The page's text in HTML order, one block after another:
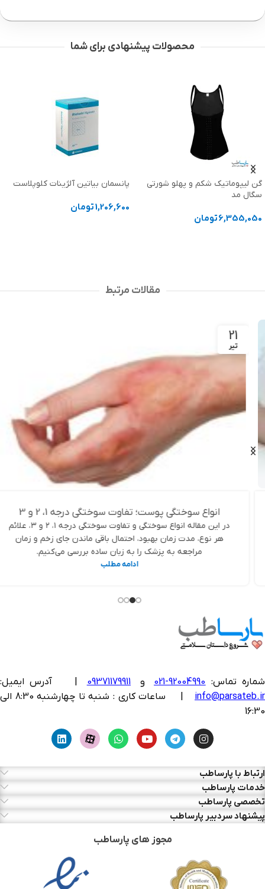
محصولات پیشنهادی برای شما
گن لیپوماتیک شکم و پهلو شورتی
سگال مد
6,355,050تومان
پانسمان بیاتین آلژینات کلوپلاست
1,206,600تومان
مقالات مرتبط
انواع سوختگی پوست؛ تفاوت سوختگی درجه 1، 2 و 3
در این مقاله انواع سوختگی و تفاوت سوختگی درجه ۱، ۲ و ۳، علائم
هر نوع، مدت زمان بهبود، احتمال باقی ماندن جای زخم و زمان
مراجعه به پزشک را به زبان ساده بررسی می‌کنیم.
ادامه مطلب
شماره تماس: 92004990-021 و 09371179911
آدرس ایمیل:
info@parsateb.ir
| ساعات کاری : شنبه تا چهارشنبه 8:30 الی
16:30
ارتباط با پارساطب
خدمات پارساطب
تخصصی پارساطب
پیشنهاد سردبیر پارساطب
مجوز های پارساطب